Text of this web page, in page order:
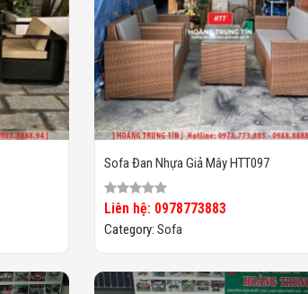
Sofa Đan Nhựa Giả Mây HTT097
Liên hệ: 0978773883
Category: Sofa